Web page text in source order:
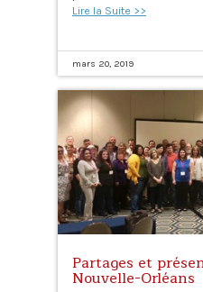
Lire la Suite >>
mars 20, 2019
Partages et
Nouvelle-Orléans